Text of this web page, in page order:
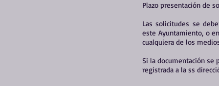
Plazo presentación de
​Las solicitudes se
este Ayuntamiento, o
cualquiera de los
Si la documentación
registrada a la ss